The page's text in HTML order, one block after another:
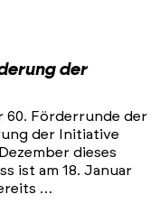
der
60. Förderrunde der
der Initiative
dieses
ist am 18. Januar
…